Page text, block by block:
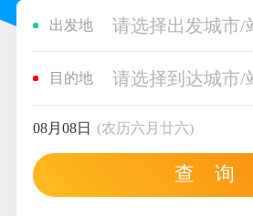
出发地 请选择出发城市/
目的地 请选择到达城市/
08月08日 (农历六月廿六)
查 询